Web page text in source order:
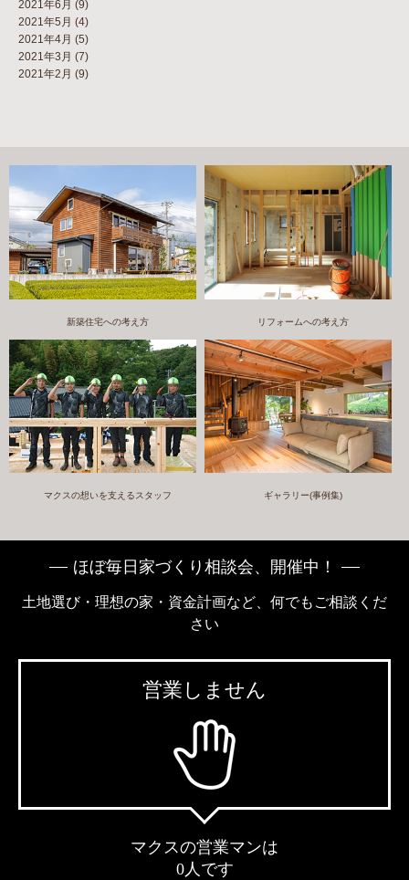
2021年6月 (9)
2021年5月 (4)
2021年4月 (5)
2021年3月 (7)
2021年2月 (9)
新築住宅への考え方 リフォームへの考え方
マクスの想いを支えるスタッフ ギャラリー(事例集)
ほぼ毎日家づくり相談会、開催中！
土地選び・理想の家・資金計画など、何でもご相談くだ
さい
営業しません
マクスの営業マンは
0人です